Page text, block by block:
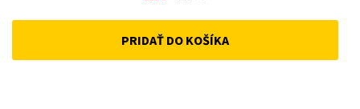
price
was:
price
is:
PRIDAŤ DO KOŠÍKA